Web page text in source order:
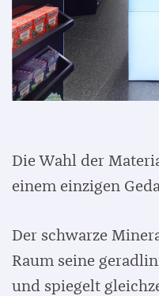
Die Wahl der
einem einzigen
Der schwarze
Raum seine
und spiegelt